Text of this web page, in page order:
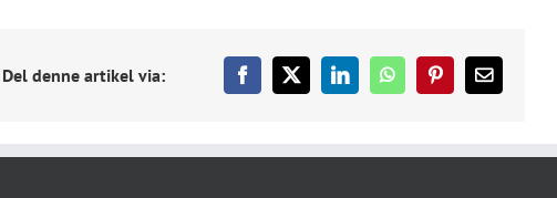
Del denne artikel via: Facebook
X LinkedInWhatsAppPinterest
E-